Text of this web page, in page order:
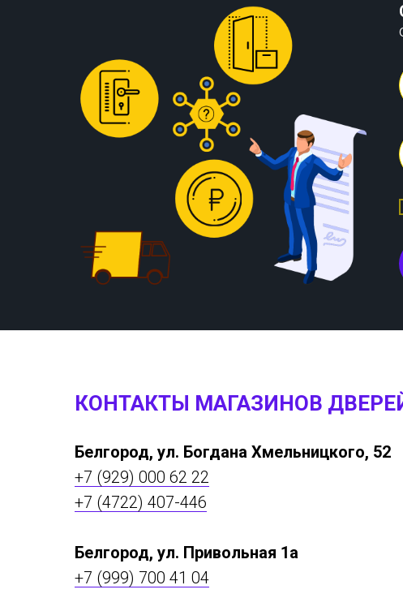
КОНТАКТЫ МАГАЗИНОВ
Белгород, ул. Богдана Хмельницкого, 52
+7 (929) 000 62 22
+7 (4722) 407-446
Белгород, ул. Привольная 1а
+7 (999) 700 41 04